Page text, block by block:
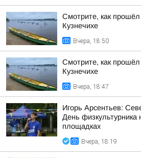
Смотрите, как
Кузнечихе
Вчера, 18:50
Смотрите, как
Кузнечихе
Вчера, 18:47
Игорь Арсентьев:
День физкультурника
площадках
Вчера, 18:19